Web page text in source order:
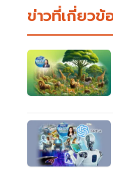
ข่าวที่เกี่ยวข้